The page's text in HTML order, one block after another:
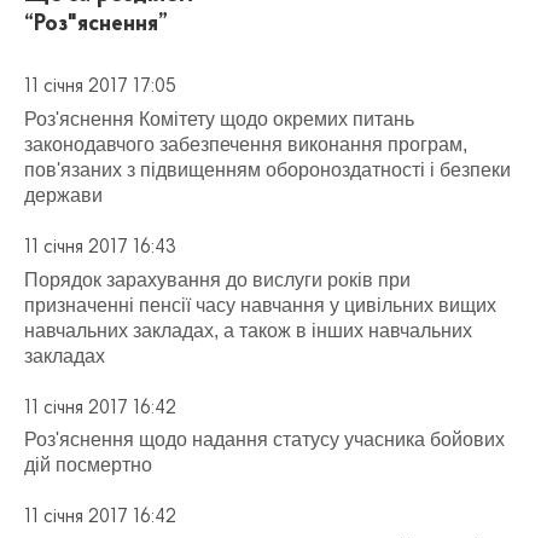
“Роз"яснення”
11 січня 2017 17:05
Роз'яснення Комітету щодо окремих питань
законодавчого забезпечення виконання програм,
пов'язаних з підвищенням обороноздатності і безпеки
держави
11 січня 2017 16:43
Порядок зарахування до вислуги років при
призначенні пенсії часу навчання у цивільних вищих
навчальних закладах, а також в інших навчальних
закладах
11 січня 2017 16:42
Роз'яснення щодо надання статусу учасника бойових
дій посмертно
11 січня 2017 16:42